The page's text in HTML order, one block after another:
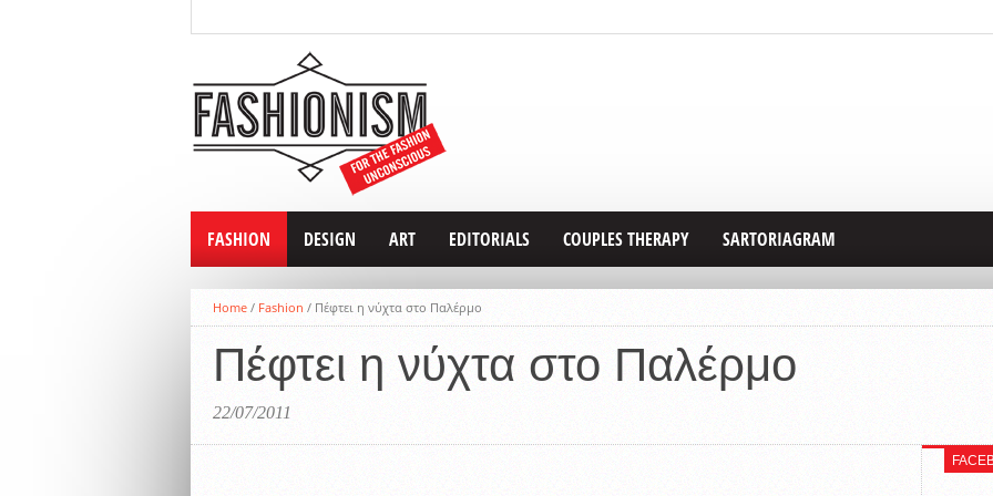
FASHION DESIGN ART EDITORIALS COUPLES THERAPY SARTORIAGRAM
Home / Fashion / Πέφτει η νύχτα στο Παλέρμο
Πέφτει η νύχτα στο Παλέρμο
22/07/2011